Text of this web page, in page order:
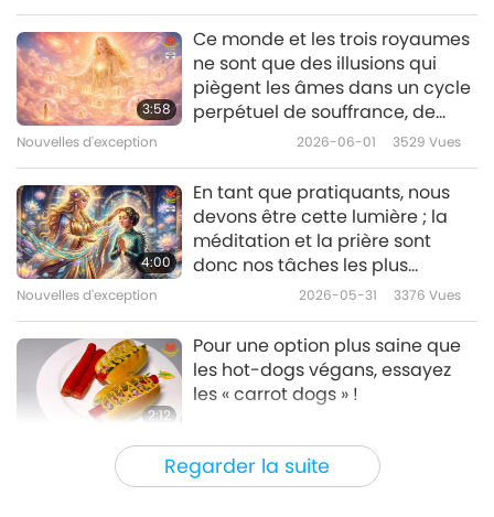
Nouvelles d'exception 2020-02-09 3133Vues
10
30:40
Nouvelles d'exception
Nouvelles d'exception 2020-02-10 3064Vues
11
29:53
Nouvelles d'exception
Nouvelles d'exception 2020-02-11 3274Vues
32:13
Nouvelles d'exception
Nouvelles d'exception 2020-02-12
Regarder la suite
3:58
Ce monde et les trois royaumes
ne sont que des illusions qui
piègent les âmes dans un cycle
perpétuel de souffrance, de
récompense, de punition et
êtres à oublier qui ils sont
vraiment et à sombrer dans un
état de déchéance.
Nouvelles d'exception 2026-06-01 3529 Vues
4:00
En tant que pratiquants, nous
devons être cette lumière ; la
méditation et la prière sont
donc nos tâches les plus
importantes.
Nouvelles d'exception 2026-05-31 3376 Vues
2:12
Pour une option plus saine que
les hot-dogs végans, essayez
les « carrot dogs » !
Nouvelles d'exception 2026-05-31